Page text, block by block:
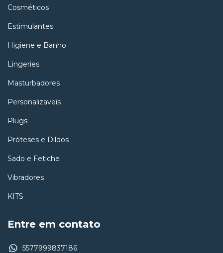
Cosméticos
Estimulantes
Higiene e Banho
Lingeries
Masturbadores
Personalizaveis
Plugs
Próteses e Dildos
Sado e Fetiche
Vibradores
KITS
Entre em contato
5577999837186